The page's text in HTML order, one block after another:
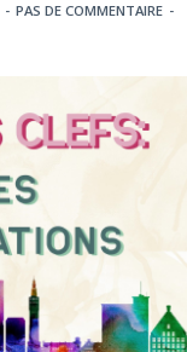
- PAS DE COMMENTAIRE -